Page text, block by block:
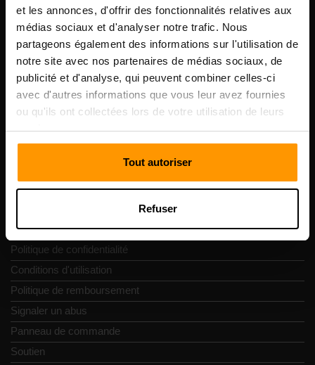
et les annonces, d'offrir des fonctionnalités relatives aux
médias sociaux et d'analyser notre trafic. Nous
partageons également des informations sur l'utilisation de
notre site avec nos partenaires de médias sociaux, de
publicité et d'analyse, qui peuvent combiner celles-ci
avec d'autres informations que vous leur avez fournies
ou qu'ils ont collectées lors de votre utilisation de leurs
services.
Tout autoriser
Refuser
Scalable Hosting Solutions OÜ
Code d'enregistrement: 14652605
numéro de TVA: EE102133820
Adresse: Harju maakond, Tallinn, Kesklinna linnaosa,
Vesivärava tn 50-201, 10152
Contacts
Politique de confidentialité
Conditions d'utilisation
Politique de remboursement
Signaler un abus
Panneau de commande
Soutien